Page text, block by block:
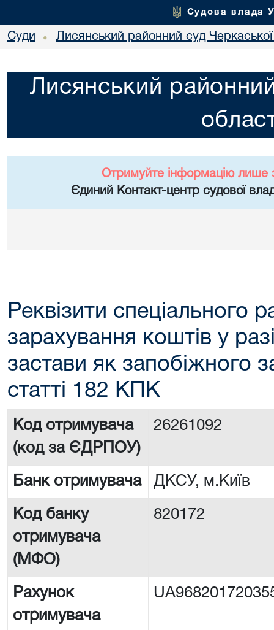
Судова влада
Суди • Лисянський районний суд Черкаської
Лисянський
Отримуйте інформацію лише
Єдиний Контакт-центр судової
Реквізити спеціального
зарахування коштів у
застави як запобіжного
статті 182 КПК
Код отримувача
(код за ЄДРПОУ)
26261092
Банк отримувача ДКСУ, м.Київ
Код банку
отримувача
(МФО)
820172
Рахунок
отримувача